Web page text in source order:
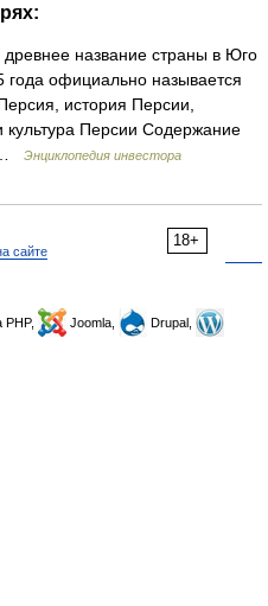
название страны в Юго
года официально называется
история Персии,
культура Персии Содержание
…
Энциклопедия инвестора
18+
сайте
PHP, Joomla,
Drupal,